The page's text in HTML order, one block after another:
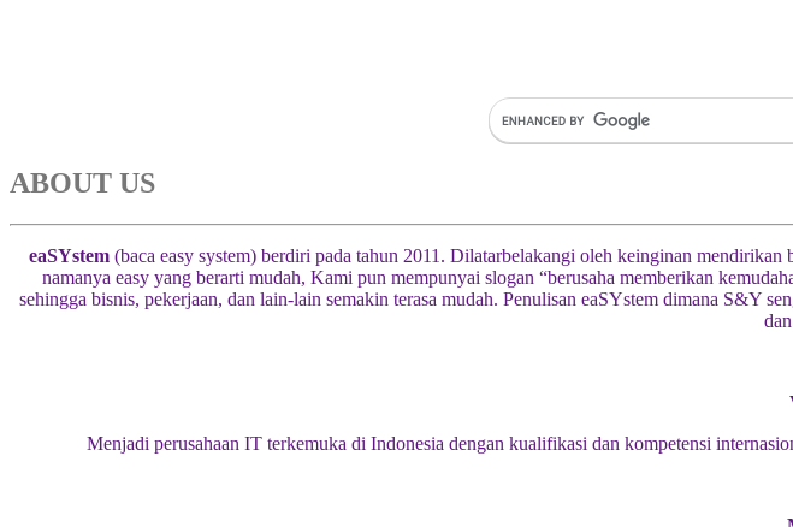
ABOUT US
eaSYstem(baca easy system) berdiri pada tahun 2011. Dilatarbelakangi oleh keinginan
namanya easy yang berarti mudah, Kami pun mempunyai slogan “berusaha memberikan
sehingga bisnis, pekerjaan, dan lain-lain semakin terasa mudah. Penulisan eaSYstem dimana S&Y
Menjadi perusahaan IT terkemuka di Indonesia dengan kualifikasi dan kompetensi